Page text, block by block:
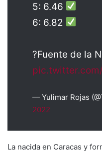
5: 6.46
6: 6.82
?Fuente de la
— Yulimar Rojas
2022
La nacida en Caracas y